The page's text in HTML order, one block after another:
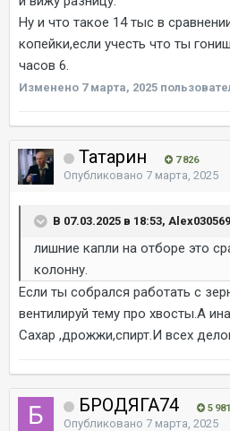
Ну и что такое 14 тыс в
копейки,если учесть что ты
часов 6.
Изменено 7 марта, 2025
Татарин 7 826
Опубликовано 7 марта, 2025
В 07.03.2025 в 18:53,
лишние капли на отборе это
колонну.
Если ты собрался работать с
вентилируй тему про хвосты.А
Сахар ,дрожжи,спирт.И всех
БРОДЯГА74 5 981
Опубликовано 7 марта, 2025